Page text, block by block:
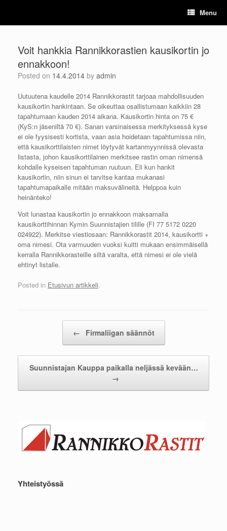
content
Menu
Voit hankkia Rannikkorastien kausikortin jo
ennakkoon!
Posted on 14.4.2014 by admin
Uutuutena kaudelle 2014 Rannikkorastit tarjoaa mahdollisuuden
kausikortin hankintaan. Se oikeuttaa osallistumaan kaikkiin 28
tapahtumaan kauden 2014 aikana. Kausikortin hinta on 75 €
(KyS:n jäseniltä 70 €). Sanan varsinaisessa merkityksessä kyse
ei ole fyysisesti kortista, vaan asia hoidetaan tapahtumissa niin,
että kausikorttilaisten nimet löytyvät kartanmyynnissä olevasta
listasta, johon kausikorttilainen merkitsee rastin oman nimensä
kohdalle kyseisen tapahtuman ruutuun. Eli kun hankit
kausikortin, niin sinun ei tarvitse kantaa mukanasi
tapahtumapaikalle mitään maksuvälineitä. Helppoa kuin
heinänteko!
Voit lunastaa kausikortin jo ennakkoon maksamalla
kausikorttihinnan Kymin Suunnistajien tilille (FI 77 5172 0220
024922). Merkitse viestiosaan: Rannikkorastit 2014, kausikortti +
oma nimesi. Ota varmuuden vuoksi kuitti mukaan ensimmäisellä
kerralla Rannikkorasteille siltä varalta, että nimesi ei ole vielä
ehtinyt listalle.
Posted in Etusivun artikkeli.
← Firmaliigan säännöt
Suunnistajan Kauppa paikalla neljässä kevään…
→
Yhteistyössä